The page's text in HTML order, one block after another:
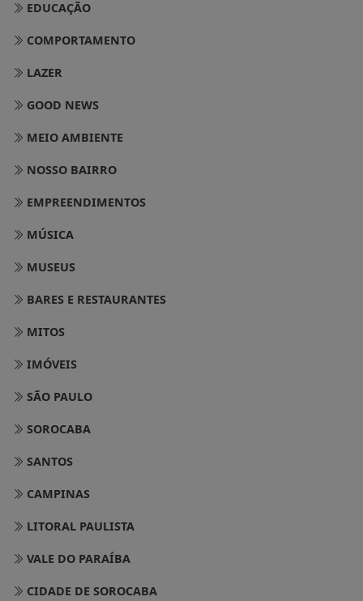
EDUCAÇÃO
COMPORTAMENTO
LAZER
GOOD NEWS
MEIO AMBIENTE
NOSSO BAIRRO
EMPREENDIMENTOS
MÚSICA
MUSEUS
BARES E RESTAURANTES
MITOS
IMÓVEIS
SÃO PAULO
SOROCABA
SANTOS
CAMPINAS
LITORAL PAULISTA
VALE DO PARAÍBA
CIDADE DE SOROCABA